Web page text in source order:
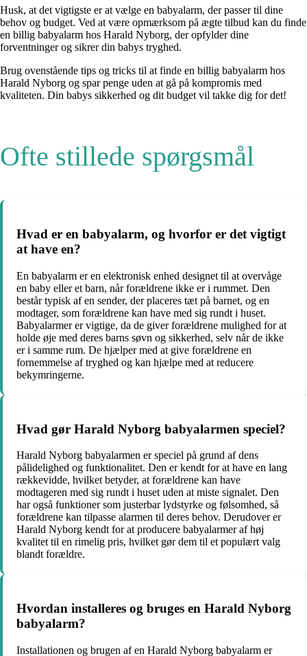
Husk, at det vigtigste er at vælge en babyalarm, der passer til dine
behov og budget. Ved at være opmærksom på ægte tilbud kan du finde
en billig babyalarm hos Harald Nyborg, der opfylder dine
forventninger og sikrer din babys tryghed.
Brug ovenstående tips og tricks til at finde en billig babyalarm hos
Harald Nyborg og spar penge uden at gå på kompromis med
kvaliteten. Din babys sikkerhed og dit budget vil takke dig for det!
Ofte stillede spørgsmål
Hvad er en babyalarm, og hvorfor er det vigtigt
at have en?
En babyalarm er en elektronisk enhed designet til at overvåge
en baby eller et barn, når forældrene ikke er i rummet. Den
består typisk af en sender, der placeres tæt på barnet, og en
modtager, som forældrene kan have med sig rundt i huset.
Babyalarmer er vigtige, da de giver forældrene mulighed for at
holde øje med deres barns søvn og sikkerhed, selv når de ikke
er i samme rum. De hjælper med at give forældrene en
fornemmelse af tryghed og kan hjælpe med at reducere
bekymringerne.
Hvad gør Harald Nyborg babyalarmen speciel?
Harald Nyborg babyalarmen er speciel på grund af dens
pålidelighed og funktionalitet. Den er kendt for at have en lang
rækkevidde, hvilket betyder, at forældrene kan have
modtageren med sig rundt i huset uden at miste signalet. Den
har også funktioner som justerbar lydstyrke og følsomhed, så
forældrene kan tilpasse alarmen til deres behov. Derudover er
Harald Nyborg kendt for at producere babyalarmer af høj
kvalitet til en rimelig pris, hvilket gør dem til et populært valg
blandt forældre.
Hvordan installeres og bruges en Harald Nyborg
babyalarm?
Installationen og brugen af en Harald Nyborg babyalarm er